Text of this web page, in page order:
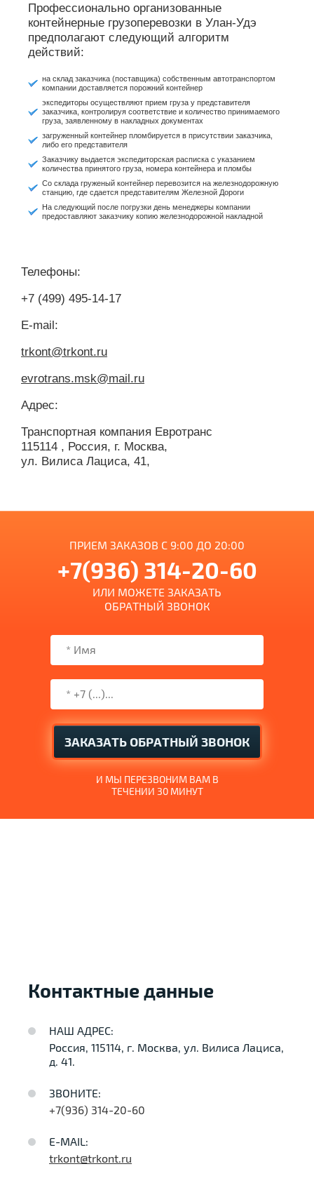
Профессионально организованные
контейнерные грузоперевозки в Улан-Удэ
предполагают следующий алгоритм
действий:
на склад заказчика (поставщика) собственным автотранспортом
компании доставляется порожний контейнер
экспедиторы осуществляют прием груза у представителя
заказчика, контролируя соответствие и количество принимаемого
груза, заявленному в накладных документах
загруженный контейнер пломбируется в присутствии заказчика,
либо его представителя
Заказчику выдается экспедиторская расписка с указанием
количества принятого груза, номера контейнера и пломбы
Со склада груженый контейнер перевозится на железнодорожную
станцию, где сдается представителям Железной Дороги
На следующий после погрузки день менеджеры компании
предоставляют заказчику копию железнодорожной накладной
Телефоны:
+7 (499) 495-14-17
E-mail:
trkont@trkont.ru
evrotrans.msk@mail.ru
Адрес:
Транспортная компания Евротранс
115114 , Россия, г. Москва,
ул. Вилиса Лациса, 41,
ПРИЕМ ЗАКАЗОВ С 9:00 ДО 20:00
+7(936) 314-20-60
ИЛИ МОЖЕТЕ ЗАКАЗАТЬ
ОБРАТНЫЙ ЗВОНОК
ЗАКАЗАТЬ ОБРАТНЫЙ ЗВОНОК
И МЫ ПЕРЕЗВОНИМ ВАМ В
ТЕЧЕНИИ 30 МИНУТ
Контактные данные
НАШ АДРЕС:
Россия, 115114, г. Москва, ул. Вилиса Лациса,
д. 41.
ЗВОНИТЕ:
+7(936) 314-20-60
E-MAIL:
trkont@trkont.ru